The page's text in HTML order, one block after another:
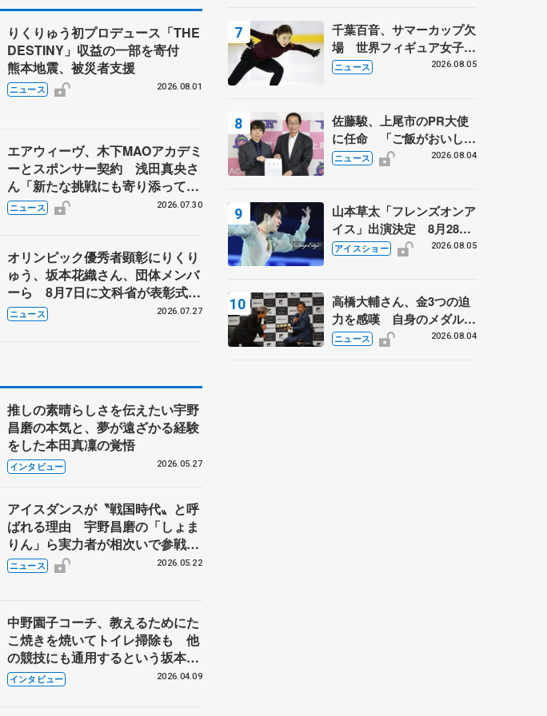
りくりゅう初プロデュース「THE
DESTINY」収益の一部を寄付
熊本地震、被災者支援
ニュース 2026.08.01
エアウィーヴ、木下MAOアカデミ
ーとスポンサー契約 浅田真央さ
ん「新たな挑戦にも寄り添ってい
ただけることに心強さ」
ニュース 2026.07.30
オリンピック優秀者顕彰にりくり
ゅう、坂本花織さん、団体メンバ
ーら 8月7日に文科省が表彰式、
ブルーノ・マルコット、中野園子
らコーチも
ニュース 2026.07.27
推しの素晴らしさを伝えたい宇野
昌磨の本気と、夢が遠ざかる経験
をした本田真凜の覚悟
インタビュー 2026.05.27
アイスダンスが〝戦国時代〟と呼
ばれる理由 宇野昌磨の「しょま
りん」ら実力者が相次いで参戦
国内の競争激化
ニュース 2026.05.22
中野園子コーチ、教えるためにた
こ焼きを焼いてトイレ掃除も 他
の競技にも通用するという坂本花
織の筋肉
インタビュー 2026.04.09
に 小林芳子さんが振り返
るスケート人生
千葉百音、サマーカップ欠
場 世界フィギュア女子2
位
ニュース 2026.08.05
佐藤駿、上尾市のPR大使
に任命 「ご飯がおいし
く、住みやすいのが魅力」
ニュース 2026.08.04
山本草太「フレンズオンア
イス」出演決定 8月28日
（金）2公演のみ 荒川静
アイスショー 2026.08.05
高橋大輔さん、金3つの迫
力を感嘆 自身のメダルは
「どちらに？」 〝リス兄
ニュース 2026.08.04